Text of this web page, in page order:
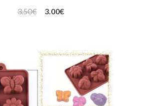
3.50€
Algne
3.00€Praegune